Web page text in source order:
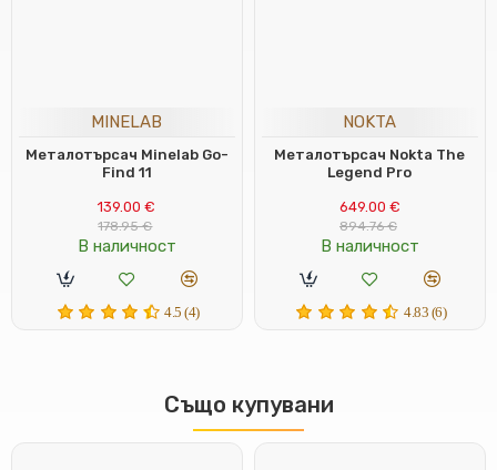
MINELAB
Металотърсач Minelab Go-
Find 11
139.00 €
178.95 €
В наличност
4.5 (4)
NOKTA
Металотърсач Nokta The
Legend Pro
649.00 €
894.76 €
В наличност
4.83 (6)
Също купувани